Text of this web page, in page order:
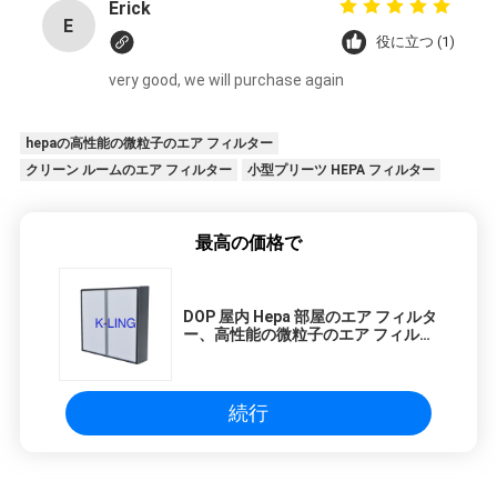
E
Erick
役に立つ (1)
very good, we will purchase again
hepaの高性能の微粒子のエア フィルター
クリーン ルームのエア フィルター
小型プリーツ HEPA フィルター
最高の価格で
DOP 屋内 Hepa 部屋のエア フィルタ
ー、高性能の微粒子のエア フィルタ
続行